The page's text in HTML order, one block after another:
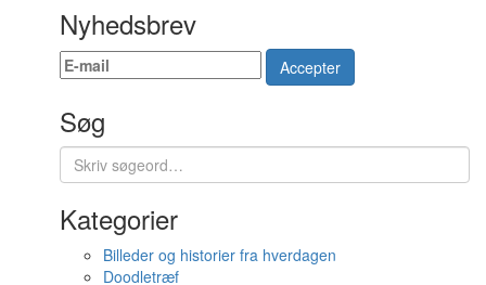
Nyhedsbrev
Accepter
Søg
Kategorier
Billeder og historier fra hverdagen
Doodletræf